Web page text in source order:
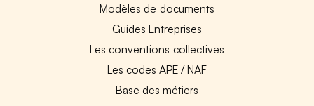
Modèles de documents
Guides Entreprises
Les conventions collectives
Les codes APE / NAF
Base des métiers